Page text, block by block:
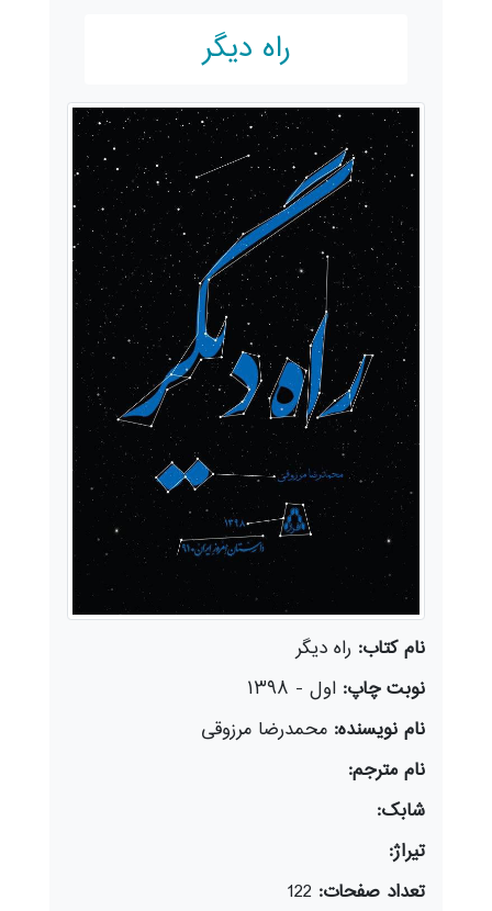
راه دیگر
نام کتاب: راه دیگر
نوبت چاپ: اول - ۱۳۹٨
نام نویسنده: محمدرضا مرزوقی
نام مترجم:
شابک:
تیراژ:
تعداد صفحات: 122